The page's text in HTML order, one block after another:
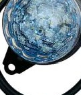
AGGIUNGI AL CARRELLO